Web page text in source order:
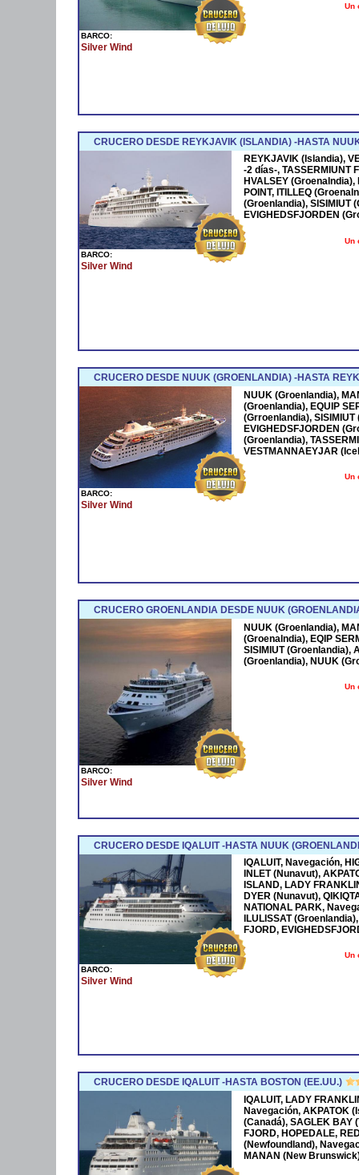
BARCO:
Silver Wind
Un
CRUCERO DESDE REYKJAVIK (ISLANDIA) -HASTA
BARCO:
Silver Wind
REYKJAVIK (Islandia),
-2 días-, TASSERMIUNT
HVALSEY
POINT, ITILLEQ
(Groenlandia), SISIMIUT
EVIGHEDSFJORDEN
Un
CRUCERO DESDE NUUK (GROENLANDIA) -HASTA
BARCO:
Silver Wind
NUUK (Groenlandia),
(Groenlandia), EQUIP
(Grroenlandia),
EVIGHEDSFJORDEN
(Groenlandia),
VESTMANNAEYJAR
Un
CRUCERO GROENLANDIA DESDE NUUK
BARCO:
Silver Wind
NUUK (Groenlandia),
(Groenalndia), EQIP
SISIMIUT (Groenlandia),
(Groenlandia), NUUK
Un
CRUCERO DESDE IQALUIT -HASTA NUUK
BARCO:
Silver Wind
IQALUIT, Navegación,
INLET (Nunavut),
ISLAND, LADY
DYER (Nunavut),
NATIONAL PARK,
ILULISSAT
FJORD,
Un
CRUCERO DESDE IQALUIT -HASTA BOSTON (EE.UU.)
IQALUIT, LADY
Navegación, AKPATOK
(Canadá), SAGLEK BAY
FJORD, HOPEDALE,
(Newfoundland),
MANAN (New